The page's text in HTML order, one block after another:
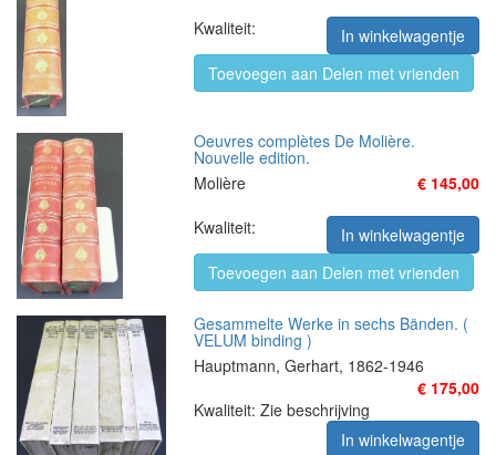
Kwaliteit:
In winkelwagentje
Toevoegen aan Delen met vrienden
Oeuvres complètes De Molière.
Nouvelle edition.
Molière
€ 145,00
Kwaliteit:
In winkelwagentje
Toevoegen aan Delen met vrienden
Gesammelte Werke in sechs Bänden. (
VELUM binding )
Hauptmann, Gerhart, 1862-1946
€ 175,00
Kwaliteit: Zie beschrijving
In winkelwagentje